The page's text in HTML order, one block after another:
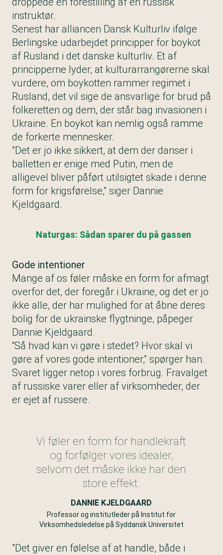
instruktør.
Senest har alliancen Dansk Kulturliv ifølge
Berlingske udarbejdet principper for boykot
af Rusland i det danske kulturliv. Et af
principperne lyder, at kulturarrangørerne skal
vurdere, om boykotten rammer regimet i
Rusland, det vil sige de ansvarlige for brud på
folkeretten og dem, der står bag invasionen i
Ukraine. En boykot kan nemlig også ramme
de forkerte mennesker.
”Det er jo ikke sikkert, at dem der danser i
balletten er enige med Putin, men de
alligevel bliver påført utilsigtet skade i denne
form for krigsførelse,” siger Dannie
Kjeldgaard.
Naturgas: Sådan sparer du på gassen
Gode intentioner
Mange af os føler måske en form for afmagt
overfor det, der foregår i Ukraine, og det er jo
ikke alle, der har mulighed for at åbne deres
bolig for de ukrainske flygtninge, påpeger
Dannie Kjeldgaard.
“Så hvad kan vi gøre i stedet? Hvor skal vi
gøre af vores gode intentioner,” spørger han.
Svaret ligger netop i vores forbrug. Fravalget
af russiske varer eller af virksomheder, der
er ejet af russere.
Vi føler en form for handlekraft
og forfølger vores idealer,
selvom det måske ikke har den
store effekt.
DANNIE KJELDGAARD
Professor og institutleder på Institut for
Virksomhedsledelse på Syddansk Universitet
”Det giver en følelse af at handle, både i